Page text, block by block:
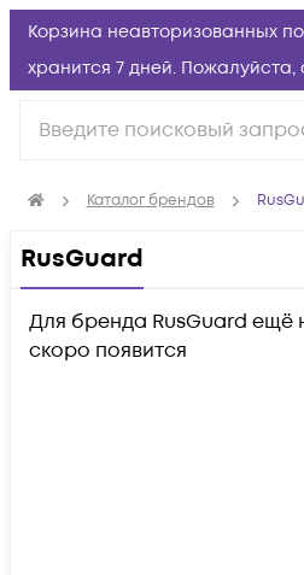
Корзина неавторизованных
хранится 7 дней. Пожалуйста,
Каталог брендов
RusGuard
Для бренда RusGuard ещё
скоро появится